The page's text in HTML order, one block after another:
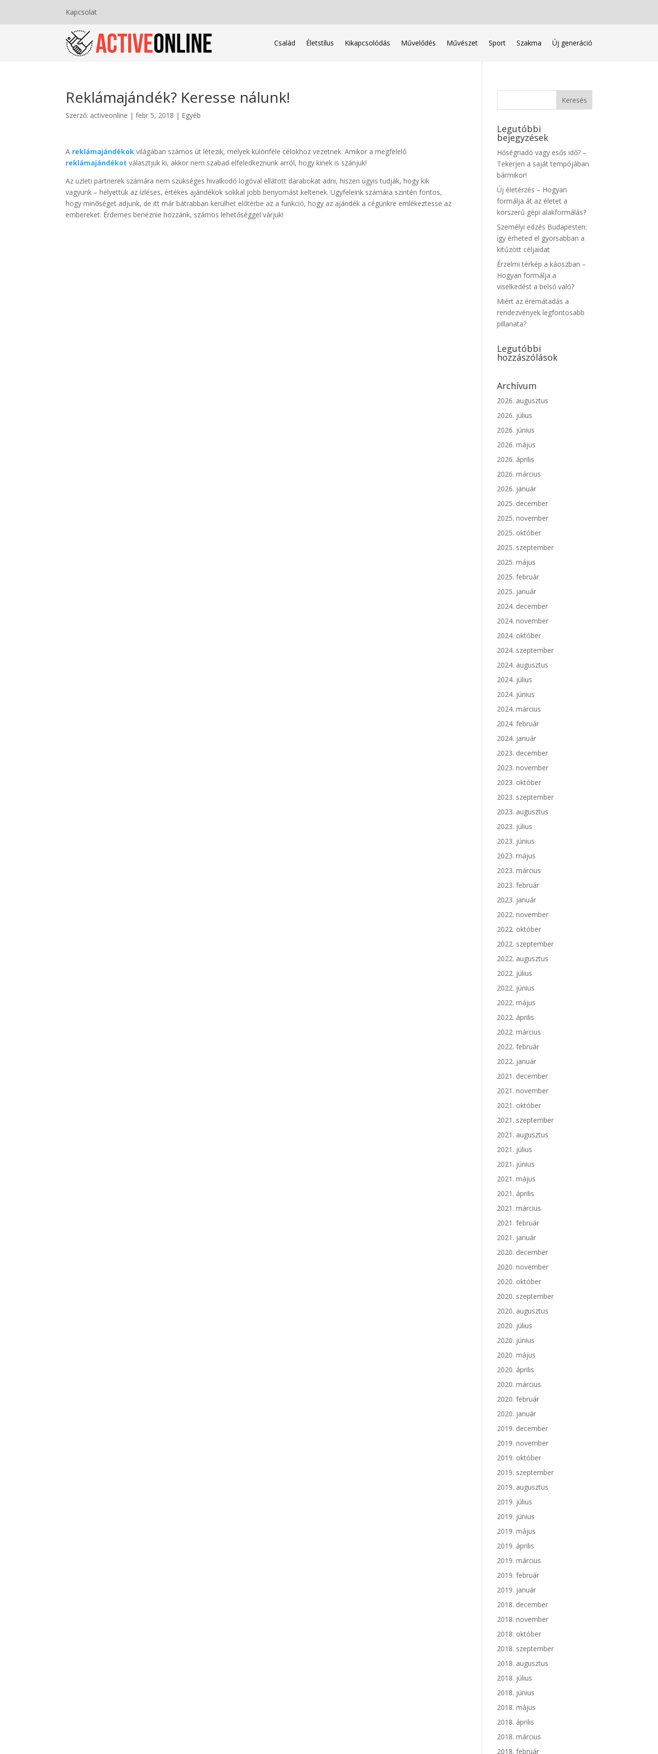
Kapcsolat
Család Életstílus Kikapcsolódás Művelődés Művészet Sport Szakma Új generáció
Reklámajándék? Keresse nálunk!
Szerző: activeonline |febr 5, 2018 | Egyéb
A reklámajándékok világában számos út létezik, melyek különféle célokhoz vezetnek. Amikor a megfelelő
reklámajándékot választjuk ki, akkor nem szabad elfeledkeznünk arról, hogy kinek is szánjuk!
Az üzleti partnerek számára nem szükséges hivalkodó logóval ellátott darabokat adni, hiszen úgyis tudják, hogy kik
vagyunk – helyettük az ízléses, értékes ajándékok sokkal jobb benyomást keltenek. Ügyfeleink számára szintén fontos,
hogy minőséget adjunk, de itt már bátrabban kerülhet előtérbe az a funkció, hogy az ajándék a cégünkre emlékeztesse az
embereket. Érdemes benéznie hozzánk, számos lehetőséggel várjuk!
Legutóbbi
bejegyzések
Hőségriadó vagy esős idő? –
Tekerjen a saját tempójában
bármikor!
Új életérzés – Hogyan
formálja át az életet a
korszerű gépi alakformálás?
Személyi edzés Budapesten:
így érheted el gyorsabban a
kitűzött céljaidat
Érzelmi térkép a káoszban –
Hogyan formálja a
viselkedést a belső való?
Miért az éremátadás a
rendezvények legfontosabb
pillanata?
Legutóbbi
hozzászólások
Archívum
2026. augusztus
2026. július
2026. június
2026. május
2026. április
2026. március
2026. január
2025. december
2025. november
2025. október
2025. szeptember
2025. május
2025. február
2025. január
2024. december
2024. november
2024. október
2024. szeptember
2024. augusztus
2024. július
2024. június
2024. március
2024. február
2024. január
2023. december
2023. november
2023. október
2023. szeptember
2023. augusztus
2023. július
2023. június
2023. május
2023. március
2023. február
2023. január
2022. november
2022. október
2022. szeptember
2022. augusztus
2022. július
2022. június
2022. május
2022. április
2022. március
2022. február
2022. január
2021. december
2021. november
2021. október
2021. szeptember
2021. augusztus
2021. július
2021. június
2021. május
2021. április
2021. március
2021. február
2021. január
2020. december
2020. november
2020. október
2020. szeptember
2020. augusztus
2020. július
2020. június
2020. május
2020. április
2020. március
2020. február
2020. január
2019. december
2019. november
2019. október
2019. szeptember
2019. augusztus
2019. július
2019. június
2019. május
2019. április
2019. március
2019. február
2019. január
2018. december
2018. november
2018. október
2018. szeptember
2018. augusztus
2018. július
2018. június
2018. május
2018. április
2018. március
2018. február